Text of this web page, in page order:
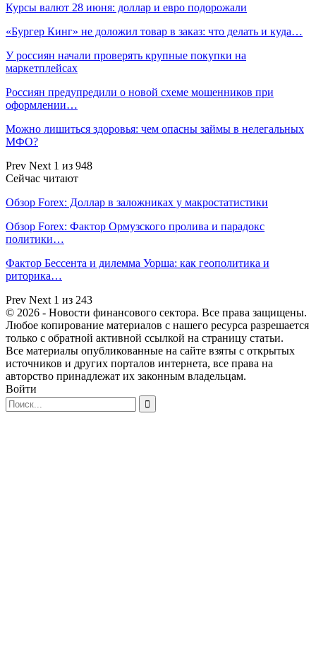
Курсы валют 28 июня: доллар и евро подорожали
«Бургер Кинг» не доложил товар в заказ: что делать и куда…
У россиян начали проверять крупные покупки на
маркетплейсах
Россиян предупредили о новой схеме мошенников при
оформлении…
Можно лишиться здоровья: чем опасны займы в нелегальных
МФО?
Prev Next 1 из 948
Сейчас читают
Обзор Forex: Доллар в заложниках у макростатистики
Обзор Forex: Фактор Ормузского пролива и парадокс
политики…
Фактор Бессента и дилемма Уорша: как геополитика и
риторика…
Prev Next 1 из 243
© 2026 - Новости финансового сектора. Все права защищены.
Любое копирование материалов с нашего ресурса разрешается
только с обратной активной ссылкой на страницу статьи.
Все материалы опубликованные на сайте взяты с открытых
источников и других порталов интернета, все права на
авторство принадлежат их законным владельцам.
Войти